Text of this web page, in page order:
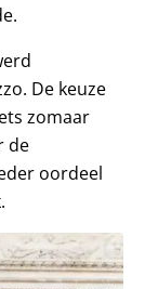
De keuze
zomaar
de
oordeel